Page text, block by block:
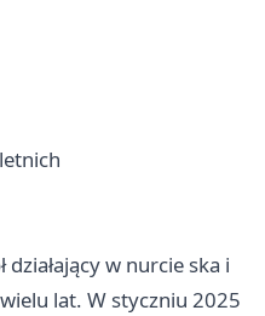
w nurcie ska i
lat. W styczniu 2025